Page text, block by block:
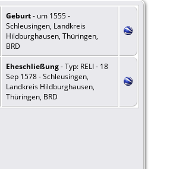
Geburt- um 1555 -
Schleusingen, Landkreis
Hildburghausen, Thüringen,
BRD
Eheschließung- Typ: RELI - 18
Sep 1578 - Schleusingen,
Landkreis Hildburghausen,
Thüringen, BRD